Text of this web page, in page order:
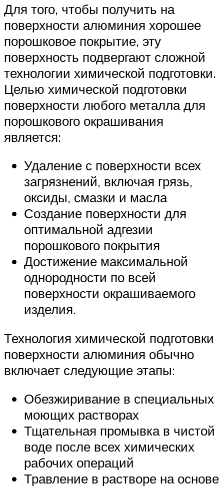
Для того, чтобы получить на
поверхности алюминия хорошее
порошковое покрытие, эту
поверхность подвергают сложной
технологии химической подготовки.
Целью химической подготовки
поверхности любого металла для
порошкового окрашивания
является:
Удаление с поверхности всех
загрязнений, включая грязь,
оксиды, смазки и масла
Создание поверхности для
оптимальной адгезии
порошкового покрытия
Достижение максимальной
однородности по всей
поверхности окрашиваемого
изделия.
Технология химической подготовки
поверхности алюминия обычно
включает следующие этапы:
Обезжиривание в специальных
моющих растворах
Тщательная промывка в чистой
воде после всех химических
рабочих операций
Травление в растворе на основе